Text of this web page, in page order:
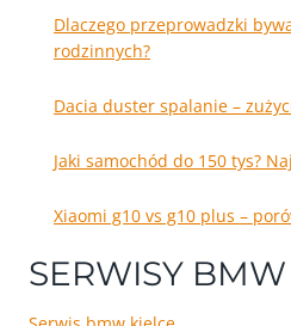
Dlaczego przeprowadzki
rodzinnych?
Dacia duster spalanie –
Jaki samochód do 150 tys?
Xiaomi g10 vs g10 plus –
SERWISY BMW